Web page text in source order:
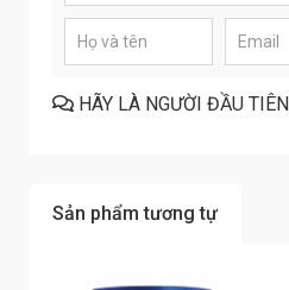
HÃY LÀ NGƯỜI ĐẦU
Sản phẩm tương tự